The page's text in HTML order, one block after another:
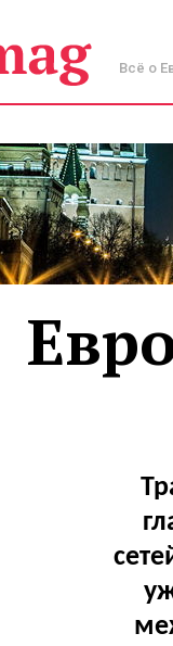
Всё о